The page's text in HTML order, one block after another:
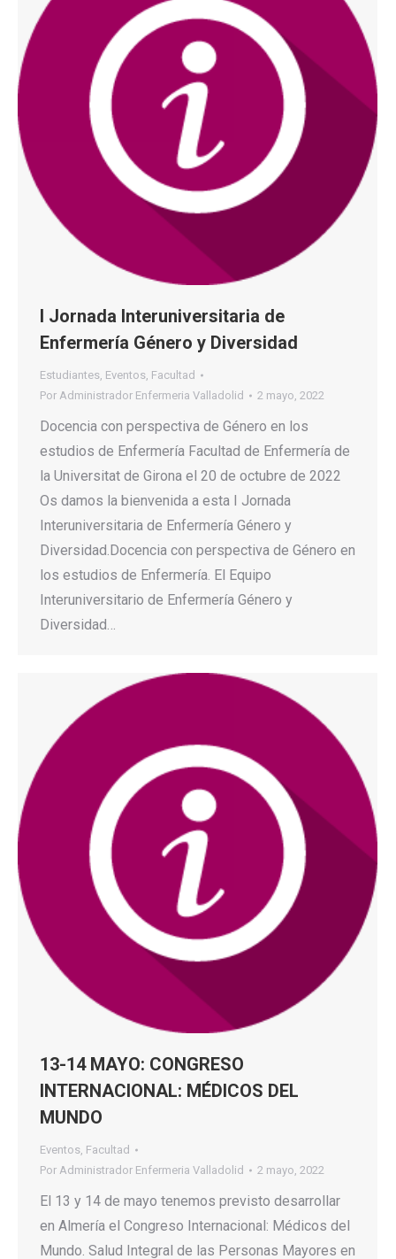
I Jornada Interuniversitaria de
Enfermería Género y Diversidad
Estudiantes, Eventos, Facultad
Por Administrador Enfermeria Valladolid 2 mayo, 2022
Docencia con perspectiva de Género en los
estudios de Enfermería Facultad de Enfermería de
la Universitat de Girona el 20 de octubre de 2022
Os damos la bienvenida a esta I Jornada
Interuniversitaria de Enfermería Género y
Diversidad.Docencia con perspectiva de Género en
los estudios de Enfermería. El Equipo
Interuniversitario de Enfermería Género y
Diversidad…
13-14 MAYO: CONGRESO
INTERNACIONAL: MÉDICOS DEL
MUNDO
Eventos, Facultad
Por Administrador Enfermeria Valladolid 2 mayo, 2022
El 13 y 14 de mayo tenemos previsto desarrollar
en Almería el Congreso Internacional: Médicos del
Mundo. Salud Integral de las Personas Mayores en